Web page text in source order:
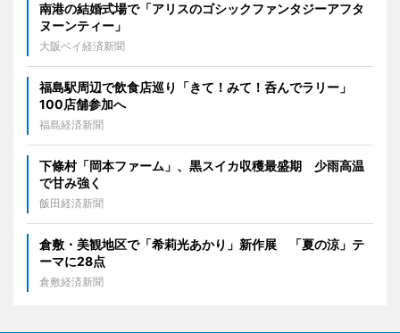
南港の結婚式場で「アリスのゴシックファンタジーアフタ
ヌーンティー」
大阪ベイ経済新聞
福島駅周辺で飲食店巡り「きて！みて！呑んでラリー」
100店舗参加へ
福島経済新聞
下條村「岡本ファーム」、黒スイカ収穫最盛期 少雨高温
で甘み強く
飯田経済新聞
倉敷・美観地区で「希莉光あかり」新作展 「夏の涼」テ
ーマに28点
倉敷経済新聞